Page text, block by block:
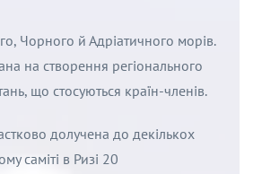
Чорного й Адріатичного морів.
на створення регіонального
що стосуються країн-членів.
долучена до декількох
саміті в Ризі 20